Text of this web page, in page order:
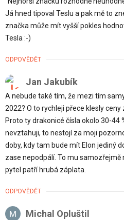
Já hned tipoval Teslu a pak mě to
značka může mít vyšší pokles
Tesla :-)
ODPOVĚDĚT
Jan Jakubík
A nebude také tím, že mezi tím
2022? O to rychleji přece klesly
Proto ty drakonicé čísla okolo 30-44
nevztahuji, to nestojí za moji
doby, kdy tam bude mít Elon jediný
zase nepodpálí. To mu samozřejmě
pytel patří hrubá záplata.
ODPOVĚDĚT
Michal Opluštil